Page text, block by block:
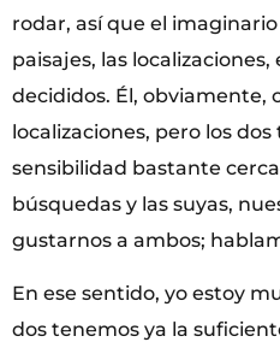
rodar, así que el
paisajes, las
decididos. Él, obviamente,
localizaciones, pero los
sensibilidad bastante
búsquedas y las suyas,
gustarnos a ambos;
En ese sentido, yo estoy
dos tenemos ya la